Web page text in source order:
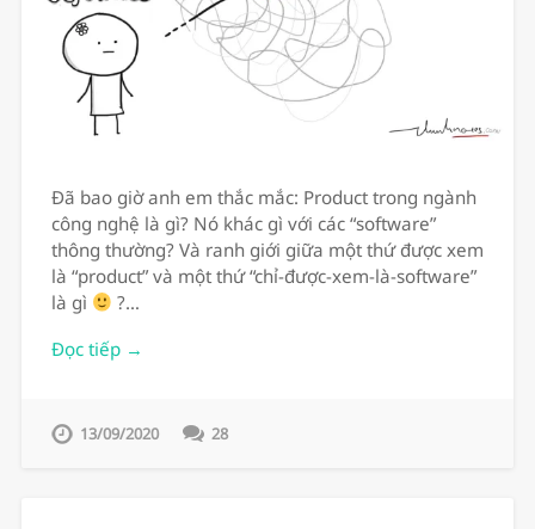
Đã bao giờ anh em thắc mắc: Product trong ngành
công nghệ là gì? Nó khác gì với các “software”
thông thường? Và ranh giới giữa một thứ được xem
là “product” và một thứ “chỉ-được-xem-là-software”
là gì
?…
Đọc tiếp →
13/09/2020 28